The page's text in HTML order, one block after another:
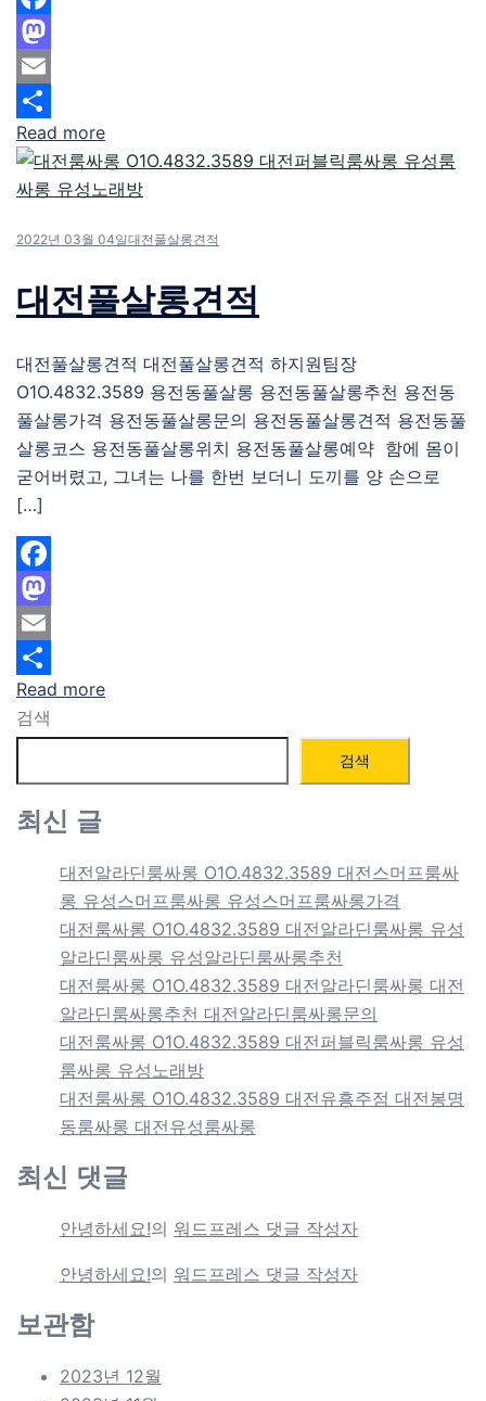
Facebook
Mastodon
Email
Share
Read more
2022년 03월 04일대전풀살롱견적
대전풀살롱견적
대전풀살롱견적 대전풀살롱견적 하지원팀장
O1O.4832.3589 용전동풀살롱 용전동풀살롱추천 용전동
풀살롱가격 용전동풀살롱문의 용전동풀살롱견적 용전동풀
살롱코스 용전동풀살롱위치 용전동풀살롱예약 함에 몸이
굳어버렸고, 그녀는 나를 한번 보더니 도끼를 양 손으로
[…]
Facebook
Mastodon
Email
Share
Read more
검색
검색
최신 글
대전알라딘룸싸롱 O1O.4832.3589 대전스머프룸싸
롱 유성스머프룸싸롱 유성스머프룸싸롱가격
대전룸싸롱 O1O.4832.3589 대전알라딘룸싸롱 유성
알라딘룸싸롱 유성알라딘룸싸롱추천
대전룸싸롱 O1O.4832.3589 대전알라딘룸싸롱 대전
알라딘룸싸롱추천 대전알라딘룸싸롱문의
대전룸싸롱 O1O.4832.3589 대전퍼블릭룸싸롱 유성
룸싸롱 유성노래방
대전룸싸롱 O1O.4832.3589 대전유흥주점 대전봉명
동룸싸롱 대전유성룸싸롱
최신 댓글
안녕하세요!의 워드프레스 댓글 작성자
안녕하세요!의 워드프레스 댓글 작성자
보관함
2023년 12월